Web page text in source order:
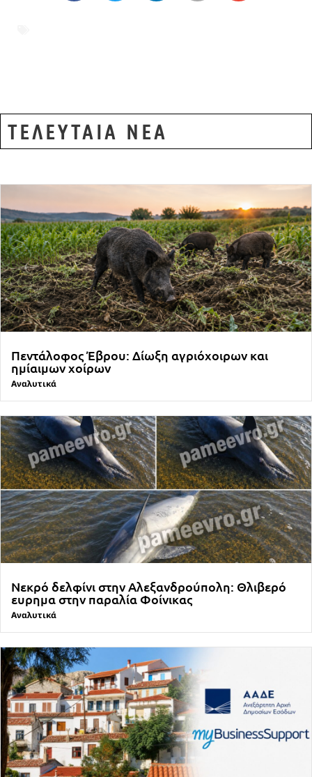
ΤΕΛΕΥΤΑΙΑ ΝΕΑ
Πεντάλοφος Έβρου: Δίωξη αγριόχοιρων και
ημίαιμων χοίρων
Αναλυτικά
Νεκρό δελφίνι στην Αλεξανδρούπολη: Θλιβερό
ευρημα στην παραλία Φοίνικας
Αναλυτικά